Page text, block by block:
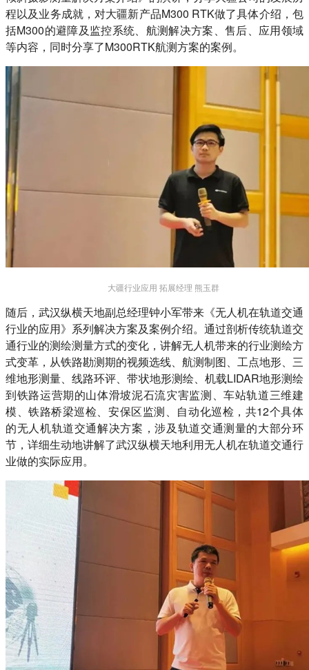
程以及业务成就，对大疆新产品M300 RTK做了具体介绍，包
括M300的避障及监控系统、航测解决方案、售后、应用领域
等内容，同时分享了M300RTK航测方案的案例。
大疆行业应用 拓展经理 熊玉群
随后，武汉纵横天地副总经理钟小军带来《无人机在轨道交通
行业的应用》系列解决方案及案例介绍。通过剖析传统轨道交
通行业的测绘测量方式的变化，讲解无人机带来的行业测绘方
式变革，从铁路勘测期的视频选线、航测制图、工点地形、三
维地形测量、线路环评、带状地形测绘、机载LIDAR地形测绘
到铁路运营期的山体滑坡泥石流灾害监测、车站轨道三维建
模、铁路桥梁巡检、安保区监测、自动化巡检，共12个具体
的无人机轨道交通解决方案，涉及轨道交通测量的大部分环
节，详细生动地讲解了武汉纵横天地利用无人机在轨道交通行
业做的实际应用。